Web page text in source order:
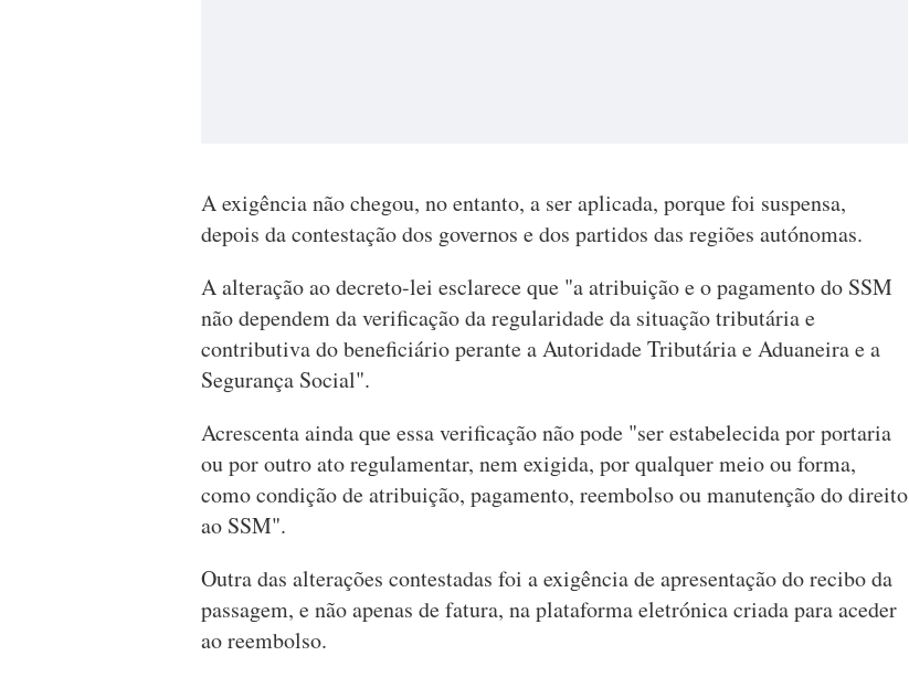
A exigência não chegou, no entanto, a ser aplicada, porque foi suspensa,
depois da contestação dos governos e dos partidos das regiões autónomas.
A alteração ao decreto-lei esclarece que "a atribuição e o pagamento do SSM
não dependem da verificação da regularidade da situação tributária e
contributiva do beneficiário perante a Autoridade Tributária e Aduaneira e a
Segurança Social".
Acrescenta ainda que essa verificação não pode "ser estabelecida por portaria
ou por outro ato regulamentar, nem exigida, por qualquer meio ou forma,
como condição de atribuição, pagamento, reembolso ou manutenção do direito
ao SSM".
Outra das alterações contestadas foi a exigência de apresentação do recibo da
passagem, e não apenas de fatura, na plataforma eletrónica criada para aceder
ao reembolso.